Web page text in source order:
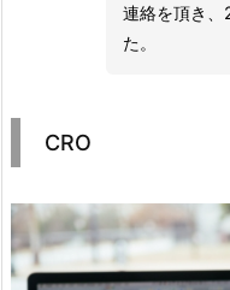
連絡を頂き
た。
CRO